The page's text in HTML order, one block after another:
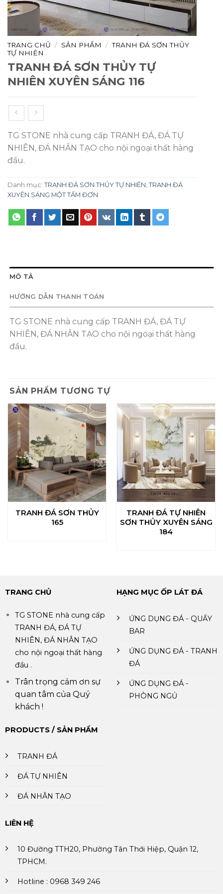
TRANG CHỦ / SẢN PHẨM / TRANH ĐÁ SƠN THỦY
TỰ NHIÊN
TRANH ĐÁ SƠN THỦY TỰ
NHIÊN XUYÊN SÁNG 116
TG STONE nhà cung cấp TRANH ĐÁ, ĐÁ TỰ
NHIÊN, ĐÁ NHÂN TẠO cho nội ngoại thất hàng
đầu.
Danh mục: TRANH ĐÁ SƠN THỦY TỰ NHIÊN TRANH ĐÁ
XUYÊN SÁNG MỘT TẤM ĐƠN
MÔ TẢ
HƯỚNG DẪN THANH TOÁN
TG STONE nhà cung cấp TRANH ĐÁ, ĐÁ TỰ
NHIÊN, ĐÁ NHÂN TẠO cho nội ngoại thất hàng
đầu.
SẢN PHẨM TƯƠNG TỰ
TRANH ĐÁ SƠN THỦY
165
TRANH ĐÁ TỰ NHIÊN
SƠN THỦY XUYÊN SÁNG
184
TRANG CHỦ
TG STONE nhà cung cấp
TRANH ĐÁ, ĐÁ TỰ
NHIÊN, ĐÁ NHÂN TẠO
cho nội ngoại thất hàng
đầu .
Trân trọng cảm ơn sự
quan tâm của Quý
khách !
HẠNG MỤC ỐP LÁT ĐÁ
ỨNG DỤNG ĐÁ - QUẦY
BAR
ỨNG DỤNG ĐÁ - TRANH
ĐÁ
ỨNG DỤNG ĐÁ -
PHÒNG NGỦ
PRODUCTS / SẢN PHẨM
TRANH ĐÁ
ĐÁ TỰ NHIÊN
ĐÁ NHÂN TẠO
LIÊN HỆ
10 Đường TTH20, Phường Tân Thới Hiệp, Quận 12,
TPHCM.
Hotline : 0968 349 246